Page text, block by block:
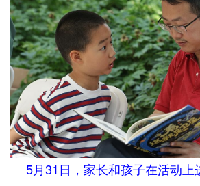
5月31日，家长和孩子在活动上